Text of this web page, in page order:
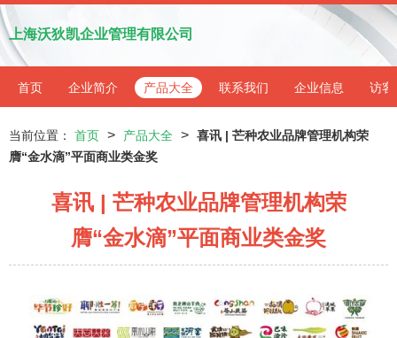
上海沃狄凯企业管理有限公司
首页 企业简介 产品大全 联系我们 企业信息 访客
当前位置： 首页 > 产品大全 > 喜讯 | 芒种农业品牌管理机构荣
膺“金水滴”平面商业类金奖
喜讯 | 芒种农业品牌管理机构荣
膺“金水滴”平面商业类金奖